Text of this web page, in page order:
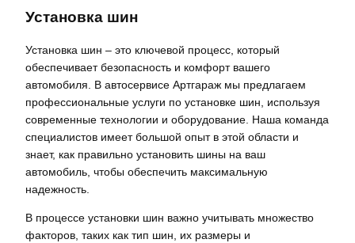
Установка шин
Установка шин – это ключевой процесс, который
обеспечивает безопасность и комфорт вашего
автомобиля. В автосервисе Артгараж мы предлагаем
профессиональные услуги по установке шин, используя
современные технологии и оборудование. Наша команда
специалистов имеет большой опыт в этой области и
знает, как правильно установить шины на ваш
автомобиль, чтобы обеспечить максимальную
надежность.
В процессе установки шин важно учитывать множество
факторов, таких как тип шин, их размеры и